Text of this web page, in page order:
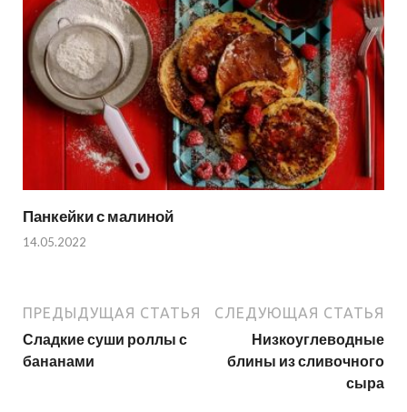
Панкейки с малиной
14.05.2022
ПРЕДЫДУЩАЯ СТАТЬЯ
Сладкие суши роллы с
бананами
СЛЕДУЮЩАЯ СТАТЬЯ
Низкоуглеводные
блины из сливочного
сыра